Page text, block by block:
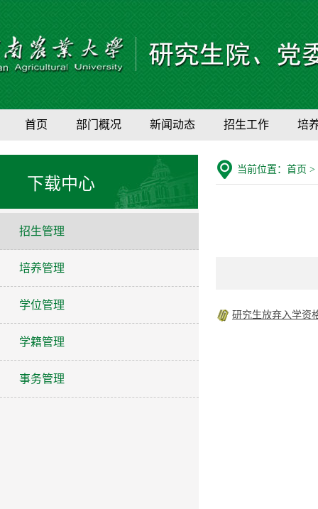
首页 部门概况 新闻动态 招生工作 培
下载中心
招生管理
培养管理
学位管理
学籍管理
事务管理
当前位置： 首页 >
研究生放弃入学资